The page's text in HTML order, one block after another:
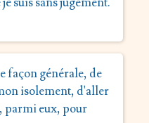
façon générale, de
isolement, d'aller
parmi eux, pour